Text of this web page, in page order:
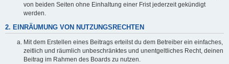
von beiden Seiten ohne Einhaltung einer Frist jederzeit gekündigt
werden.
2. EINRÄUMUNG VON NUTZUNGSRECHTEN
Mit dem Erstellen eines Beitrags erteilst du dem Betreiber ein einfaches,
zeitlich und räumlich unbeschränktes und unentgeltliches Recht, deinen
Beitrag im Rahmen des Boards zu nutzen.